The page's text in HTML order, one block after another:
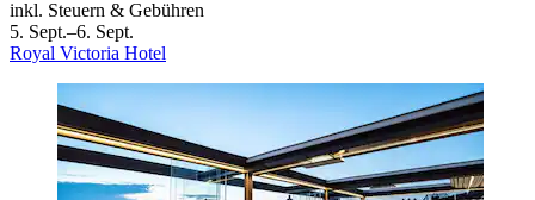
inkl. Steuern & Gebühren
5. Sept.–6. Sept.
Royal Victoria Hotel